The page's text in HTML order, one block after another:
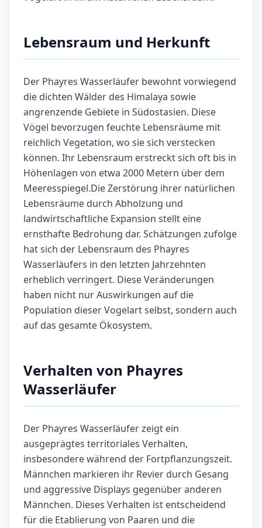
Lebensraum und Herkunft
Der Phayres Wasserläufer bewohnt vorwiegend
die dichten Wälder des Himalaya sowie
angrenzende Gebiete in Südostasien. Diese
Vögel bevorzugen feuchte Lebensräume mit
reichlich Vegetation, wo sie sich verstecken
können. Ihr Lebensraum erstreckt sich oft bis in
Höhenlagen von etwa 2000 Metern über dem
Meeresspiegel.Die Zerstörung ihrer natürlichen
Lebensräume durch Abholzung und
landwirtschaftliche Expansion stellt eine
ernsthafte Bedrohung dar. Schätzungen zufolge
hat sich der Lebensraum des Phayres
Wasserläufers in den letzten Jahrzehnten
erheblich verringert. Diese Veränderungen
haben nicht nur Auswirkungen auf die
Population dieser Vogelart selbst, sondern auch
auf das gesamte Ökosystem.
Verhalten von Phayres
Wasserläufer
Der Phayres Wasserläufer zeigt ein
ausgeprägtes territoriales Verhalten,
insbesondere während der Fortpflanzungszeit.
Männchen markieren ihr Revier durch Gesang
und aggressive Displays gegenüber anderen
Männchen. Dieses Verhalten ist entscheidend
für die Etablierung von Paaren und die